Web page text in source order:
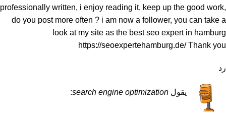
professionally written, i enjoy reading it, keep up the good work,
do you post more often ? i am now a follower, you can take a
look at my site as the best seo expert in hamburg
https://seoexpertehamburg.de/Thank you
رد
يقول search engine optimization
: